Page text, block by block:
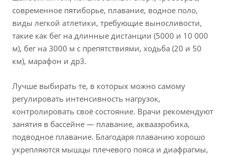
современное пятиборье, плавание, водное поло,
виды легкой атлетики, требующие выносливости,
такие как бег на длинные дистанции (5000 и 10 000
м), бег на 3000 м с препятствиями, ходьба (20 и 50
км), марафон и др3.
Лучше выбирать те, в которых можно самому
регулировать интенсивность нагрузок,
контролировать своё состояние. Врачи рекомендуют
занятия в бассейне — плавание, аквааэробика,
подводное плавание. Благодаря плаванию хорошо
укрепляются мышцы плечевого пояса и диафрагмы,